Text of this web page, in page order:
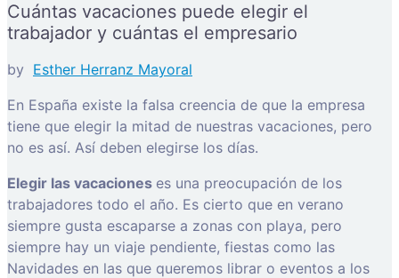
Cuántas vacaciones puede elegir el
trabajador y cuántas el empresario
by Esther Herranz Mayoral
En España existe la falsa creencia de que la empresa
tiene que elegir la mitad de nuestras vacaciones, pero
no es así. Así deben elegirse los días.
Elegir las vacaciones es una preocupación de los
trabajadores todo el año. Es cierto que en verano
siempre gusta escaparse a zonas con playa, pero
siempre hay un viaje pendiente, fiestas como las
Navidades en las que queremos librar o eventos a los